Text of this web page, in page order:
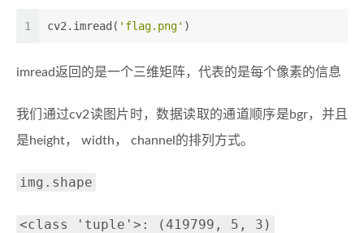
1 cv2.imread( 'flag.png' )
imread返回的是一个三维矩阵，代表的是每个像素的信息
我们通过cv2读图片时，数据读取的通道顺序是bgr，并且
是height， width， channel的排列方式。
img.shape
<class 'tuple'>: (419799, 5, 3)